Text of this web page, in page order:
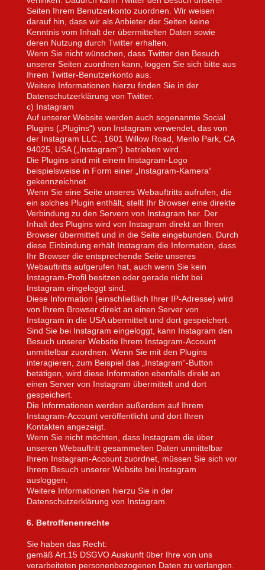
Seiten Ihrem Benutzerkonto zuordnen. Wir weisen
darauf hin, dass wir als Anbieter der Seiten keine
Kenntnis vom Inhalt der übermittelten Daten sowie
deren Nutzung durch Twitter erhalten.
Wenn Sie nicht wünschen, dass Twitter den Besuch
unserer Seiten zuordnen kann, loggen Sie sich bitte aus
Ihrem Twitter-Benutzerkonto aus.
Weitere Informationen hierzu finden Sie in der
Datenschutzerklärung von Twitter.
c) Instagram
Auf unserer Website werden auch sogenannte Social
Plugins („Plugins“) von Instagram verwendet, das von
der Instagram LLC., 1601 Willow Road, Menlo Park, CA
94025, USA („Instagram“) betrieben wird.
Die Plugins sind mit einem Instagram-Logo
beispielsweise in Form einer „Instagram-Kamera“
gekennzeichnet.
Wenn Sie eine Seite unseres Webauftritts aufrufen, die
ein solches Plugin enthält, stellt Ihr Browser eine direkte
Verbindung zu den Servern von Instagram her. Der
Inhalt des Plugins wird von Instagram direkt an Ihren
Browser übermittelt und in die Seite eingebunden. Durch
diese Einbindung erhält Instagram die Information, dass
Ihr Browser die entsprechende Seite unseres
Webauftritts aufgerufen hat, auch wenn Sie kein
Instagram-Profil besitzen oder gerade nicht bei
Instagram eingeloggt sind.
Diese Information (einschließlich Ihrer IP-Adresse) wird
von Ihrem Browser direkt an einen Server von
Instagram in die USA übermittelt und dort gespeichert.
Sind Sie bei Instagram eingeloggt, kann Instagram den
Besuch unserer Website Ihrem Instagram-Account
unmittelbar zuordnen. Wenn Sie mit den Plugins
interagieren, zum Beispiel das „Instagram“-Button
betätigen, wird diese Information ebenfalls direkt an
einen Server von Instagram übermittelt und dort
gespeichert.
Die Informationen werden außerdem auf Ihrem
Instagram-Account veröffentlicht und dort Ihren
Kontakten angezeigt.
Wenn Sie nicht möchten, dass Instagram die über
unseren Webauftritt gesammelten Daten unmittelbar
Ihrem Instagram-Account zuordnet, müssen Sie sich vor
Ihrem Besuch unserer Website bei Instagram
ausloggen.
Weitere Informationen hierzu Sie in der
Datenschutzerklärung von Instagram.
6. Betroffenenrechte
Sie haben das Recht:
gemäß Art.15 DSGVO Auskunft über Ihre von uns
verarbeiteten personenbezogenen Daten zu verlangen.